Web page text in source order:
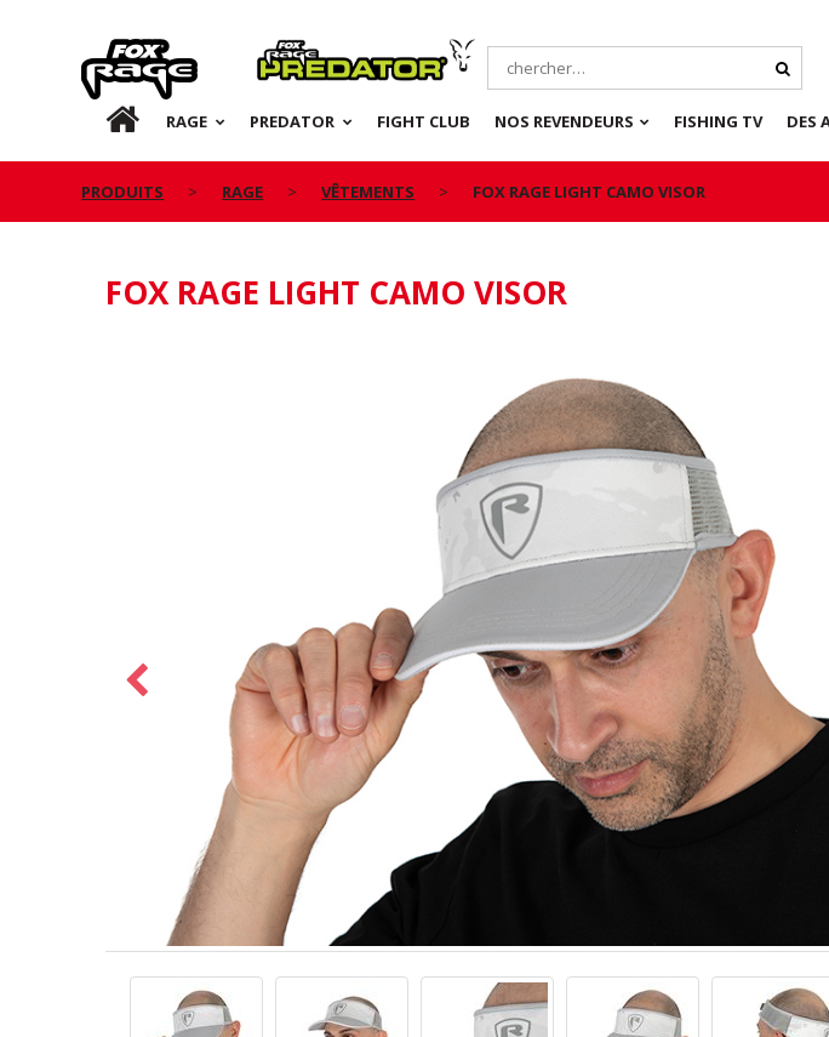
Rage Predator
FR RAGE PREDATOR FIGHT CLUB NOS REVENDEURS FISHING TV DES
PRODUITS RAGE VÊTEMENTS FOX RAGE LIGHT CAMO VISOR
FOX RAGE LIGHT CAMO VISOR